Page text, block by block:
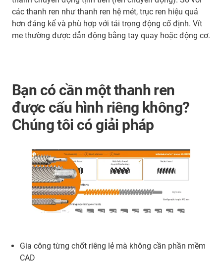
các thanh ren như thanh ren hệ mét, trục ren hiệu quả
hơn đáng kể và phù hợp với tải trọng động cố định. Vít
me thường được dẫn động bằng tay quay hoặc động cơ.
Bạn có cần một thanh ren
được cấu hình riêng không?
Chúng tôi có giải pháp
Gia công từng chốt riêng lẻ mà không cần phần mềm
CAD